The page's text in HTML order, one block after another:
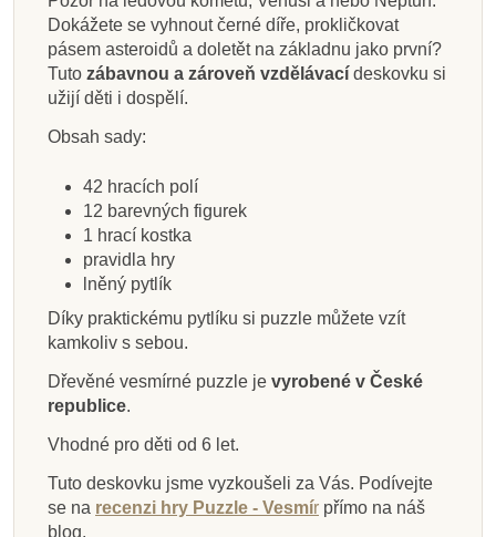
Dokážete se vyhnout černé díře, prokličkovat
pásem asteroidů a doletět na základnu jako první?
Tuto zábavnou a zároveň vzdělávací deskovku si
užijí děti i dospělí.
Obsah sady:
42 hracích polí
12 barevných figurek
1 hrací kostka
pravidla hry
lněný pytlík
Díky praktickému pytlíku si puzzle můžete vzít
kamkoliv s sebou.
Dřevěné vesmírné puzzle je vyrobené v České
republice.
Vhodné pro děti od 6 let.
Tuto deskovku jsme vyzkoušeli za Vás. Podívejte
se na recenzi hry Puzzle - Vesmír přímo na náš
blog.